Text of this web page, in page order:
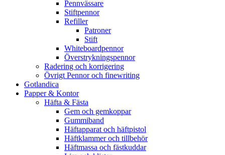
Pennvässare
Stiftpennor
Refiller
Patroner
Stift
Whiteboardpennor
Överstrykningspennor
Radering och korrigering
Övrigt Pennor och finewriting
Gotlandica
Papper & Kontor
Häfta & Fästa
Gem och gemkoppar
Gummiband
Häftapparat och häftpistol
Häftklammer och tillbehör
Häftmassa och fästkuddar